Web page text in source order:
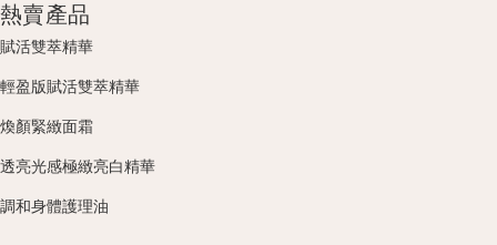
熱賣產品
賦活雙萃精華
輕盈版賦活雙萃精華
煥顏緊緻面霜
透亮光感極緻亮白精華
調和身體護理油